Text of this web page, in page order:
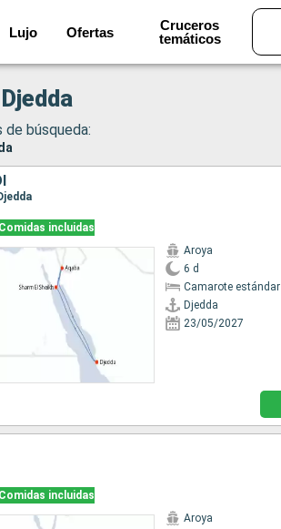
Lujo Ofertas
Cruceros
temáticos
búsqueda:
Comidas incluidas
Aroya
6 d
Camarote estándar
Djedda
23/05/2027
Comidas incluidas
Aroya